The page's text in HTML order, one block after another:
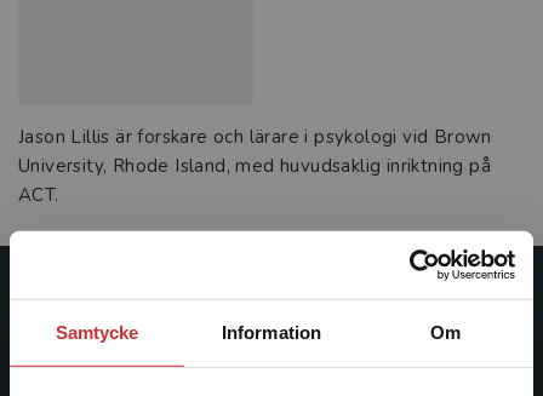
Samtycke Information Om
Jason Lillis är forskare och lärare i psykologi vid Brown
University, Rhode Island, med huvudsaklig inriktning på
ACT.
Studentlitteratur
Studentlitteratur grundades 1963 och är idag Sveriges